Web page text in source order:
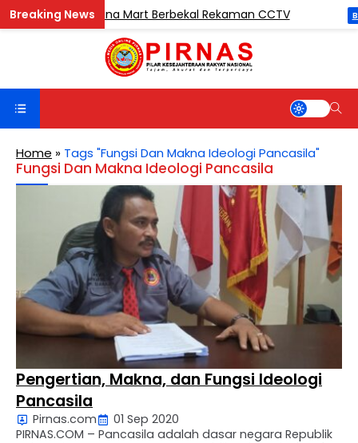
di Madina Mart Berbekal Rekaman CCTV
Home » Tags "Fungsi Dan Makna Ideologi Pancasila"
Fungsi Dan Makna Ideologi Pancasila
Pengertian, Makna, dan Fungsi Ideologi
Pancasila
Pirnas.com
01 Sep 2020
PIRNAS.COM – Pancasila adalah dasar negara Republik